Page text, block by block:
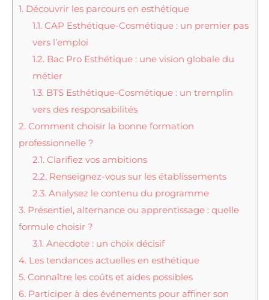
1. Découvrir les parcours en esthétique
1.1. CAP Esthétique-Cosmétique : un premier pas
vers l’emploi
1.2. Bac Pro Esthétique : une vision globale du
métier
1.3. BTS Esthétique-Cosmétique : un tremplin
vers des responsabilités
2. Comment choisir la bonne formation
professionnelle ?
2.1. Clarifiez vos ambitions
2.2. Renseignez-vous sur les établissements
2.3. Analysez le contenu du programme
3. Présentiel, alternance ou apprentissage : quelle
formule choisir ?
3.1. Anecdote : un choix décisif
4. Les tendances actuelles en esthétique
5. Connaître les coûts et aides possibles
6. Participer à des événements pour affiner son